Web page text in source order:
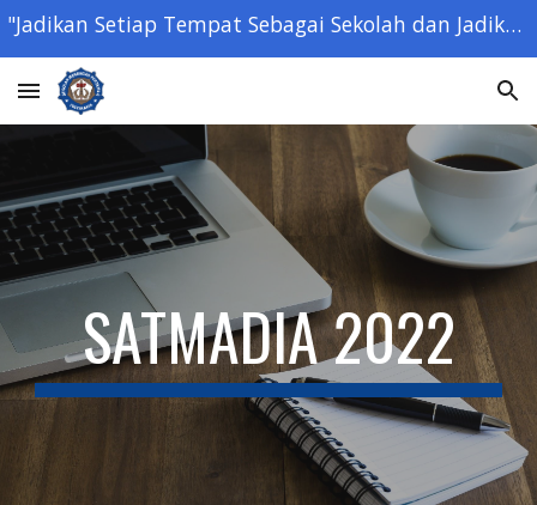
Skip to main content Skip to navigation
"Jadikan Setiap Tempat Sebagai Sekolah dan Jadikan Setiap Orang Sebagai Guru" - Ki Hajar Dewantara -
SATMADIA 2022